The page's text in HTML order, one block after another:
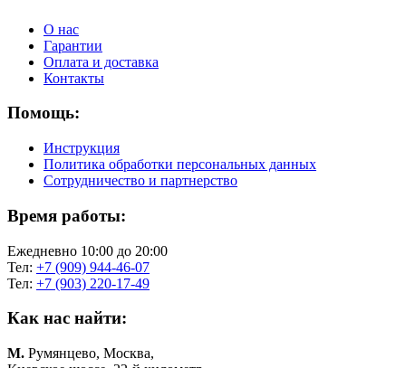
О нас
Гарантии
Оплата и доставка
Контакты
Помощь:
Инструкция
Политика обработки персональных данных
Сотрудничество и партнерство
Время работы:
Ежедневно 10:00 до 20:00
Тел: +7 (909) 944-46-07
Тел: +7 (903) 220-17-49
Как нас найти:
М. Румянцево, Москва,